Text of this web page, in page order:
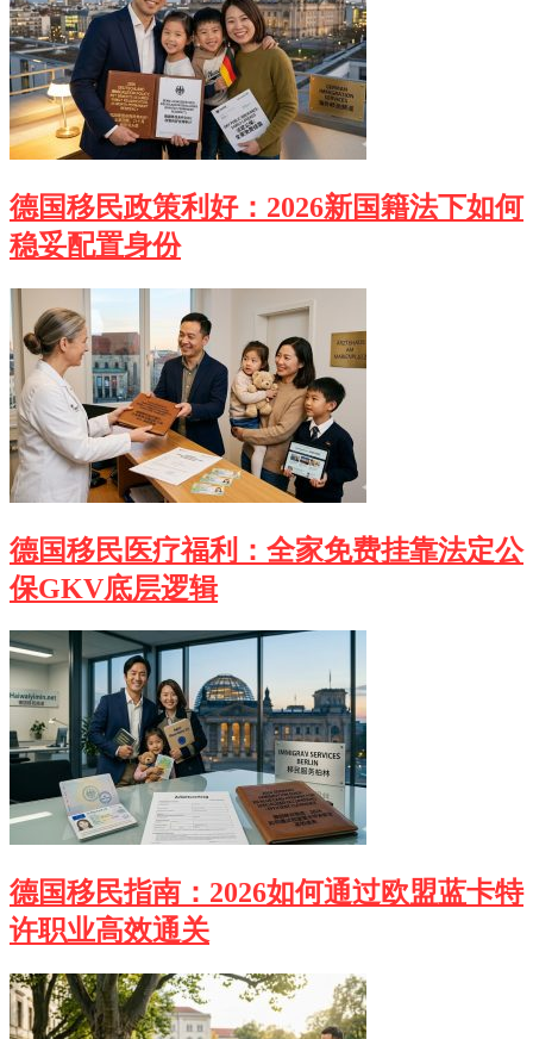
德国移民政策利好：2026新国籍法下如何
稳妥配置身份
德国移民医疗福利：全家免费挂靠法定公
保GKV底层逻辑
德国移民指南：2026如何通过欧盟蓝卡特
许职业高效通关